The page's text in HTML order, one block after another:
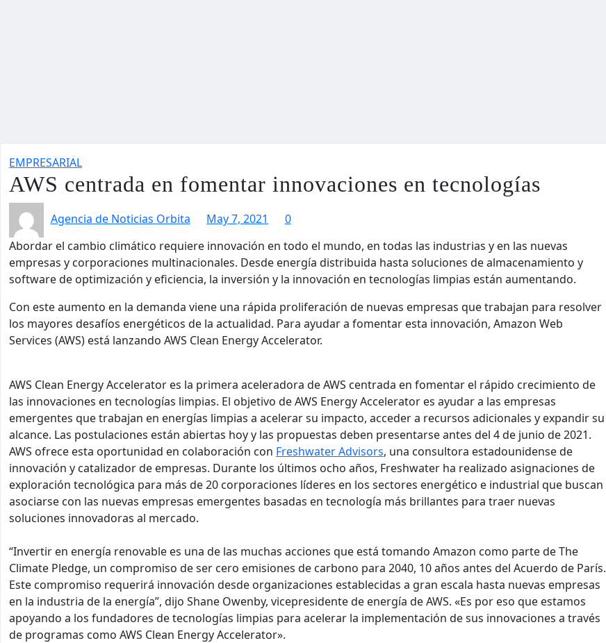
EMPRESARIAL
AWS centrada en fomentar innovaciones en tecnologías
Agencia de Noticias Orbita May 7, 2021
0
Abordar el cambio climático requiere innovación en todo el mundo, en todas las industrias y en las nuevas
empresas y corporaciones multinacionales. Desde energía distribuida hasta soluciones de almacenamiento y
software de optimización y eficiencia, la inversión y la innovación en tecnologías limpias están aumentando.
Con este aumento en la demanda viene una rápida proliferación de nuevas empresas que trabajan para resolver
los mayores desafíos energéticos de la actualidad. Para ayudar a fomentar esta innovación, Amazon Web
Services (AWS) está lanzando AWS Clean Energy Accelerator.
AWS Clean Energy Accelerator es la primera aceleradora de AWS centrada en fomentar el rápido crecimiento de
las innovaciones en tecnologías limpias. El objetivo de AWS Energy Accelerator es ayudar a las empresas
emergentes que trabajan en energías limpias a acelerar su impacto, acceder a recursos adicionales y expandir su
alcance. Las postulaciones están abiertas hoy y las propuestas deben presentarse antes del 4 de junio de 2021.
AWS ofrece esta oportunidad en colaboración con Freshwater Advisors, una consultora estadounidense de
innovación y catalizador de empresas. Durante los últimos ocho años, Freshwater ha realizado asignaciones de
exploración tecnológica para más de 20 corporaciones líderes en los sectores energético e industrial que buscan
asociarse con las nuevas empresas emergentes basadas en tecnología más brillantes para traer nuevas
soluciones innovadoras al mercado.
“Invertir en energía renovable es una de las muchas acciones que está tomando Amazon como parte de The
Climate Pledge, un compromiso de ser cero emisiones de carbono para 2040, 10 años antes del Acuerdo de París.
Este compromiso requerirá innovación desde organizaciones establecidas a gran escala hasta nuevas empresas
en la industria de la energía”, dijo Shane Owenby, vicepresidente de energía de AWS. «Es por eso que estamos
apoyando a los fundadores de tecnologías limpias para acelerar la implementación de sus innovaciones a través
de programas como AWS Clean Energy Accelerator».